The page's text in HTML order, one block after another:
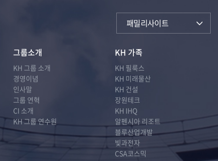
그룹소개
KH 그룹 소개
경영이념
인사말
그룹 연혁
CI 소개
KH 그룹 연수원
KH 가족
KH 필룩스
KH 미래물산
KH 건설
장원테크
KH IHQ
알펜시아 리조트
블루산업개발
빛과전자
CSA코스믹
패밀리사이트